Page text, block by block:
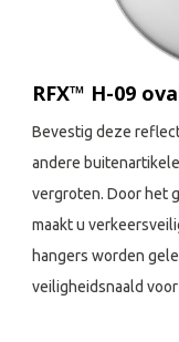
RFX™ H-09
Bevestig deze
andere
vergroten. Door het
maakt u
hangers worden
veiligheidsnaald